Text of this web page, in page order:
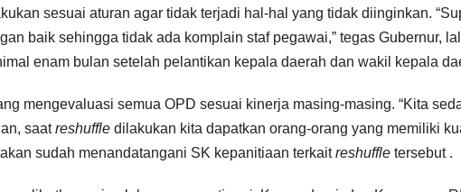
sesuai aturan agar tidak terjadi hal-hal yang tidak diinginkan.
baik sehingga tidak ada komplain staf pegawai,” tegas Gubernur,
enam bulan setelah pelantikan kepala daerah dan wakil kepala
mengevaluasi semua OPD sesuai kinerja masing-masing. “Kita
saatreshuffle dilakukan kita dapatkan orang-orang yang memiliki
sudah menandatangani SK kepanitiaan terkaitreshuffle tersebut .